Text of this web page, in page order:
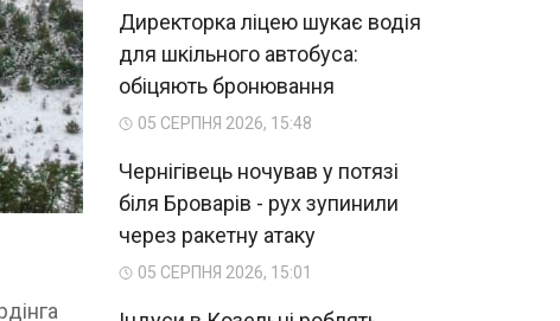
Директорка ліцею шукає водія
для шкільного автобуса:
обіцяють бронювання
05 СЕРПНЯ 2026, 15:48
Чернігівець ночував у потязі
біля Броварів - рух зупинили
через ракетну атаку
05 СЕРПНЯ 2026, 15:01